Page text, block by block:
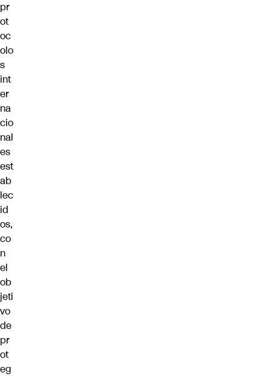
pr
ot
oc
olo
s
int
er
na
cio
nal
es
est
ab
lec
id
os,
co
n
el
ob
jeti
vo
de
pr
ot
eg